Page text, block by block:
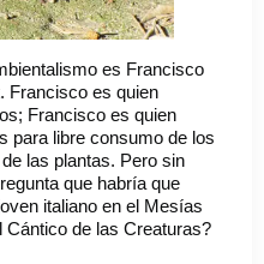
es Francisco
Francisco es quien
Francisco es quien
para libre consumo de los
las plantas. Pero sin
que habría que
italiano en el Mesías
Cántico de las Creaturas?